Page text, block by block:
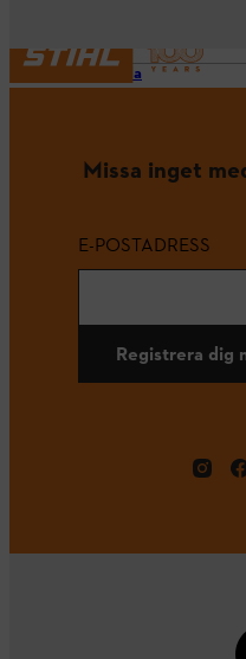
Startsida
Missa inget
E-POSTADRESS
Registrera dig